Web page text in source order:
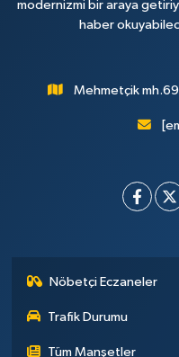
modernizmi bir araya
haber
Mehmetçik
Nöbetçi Eczaneler
Trafik Durumu
Tüm Manşetler